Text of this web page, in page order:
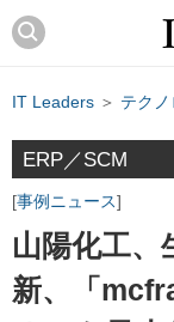
IT Leaders ＞ テク
ERP／SCM
事例ニュース
山陽化工、
新、「